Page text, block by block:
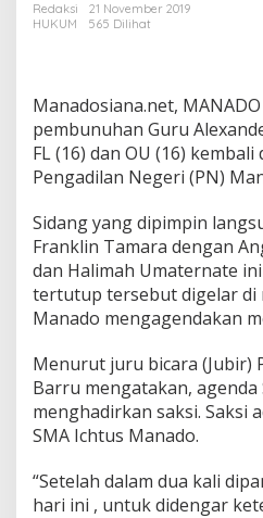
s
e
r
t
u
t
p
,
D
u
a
T
r
d
a
k
w
P
e
Redaksi
21 November 2019
HUKUM
565 Dilihat
Manadosiana.net,
pembunuhan Guru
FL (16) dan OU (16)
Pengadilan Negeri (PN)
Sidang yang dipimpin
Franklin Tamara dengan
dan Halimah Umaternate
tertutup tersebut digelar di
Manado mengagendakan
Menurut juru bicara (Jubir)
Barru mengatakan, agenda
menghadirkan saksi. Saksi
SMA Ichtus Manado.
“Setelah dalam dua kali
hari ini , untuk didengar